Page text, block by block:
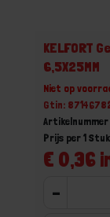
KELFORT
6,5X25MM
Niet op
Gtin:
€ 0,36
Prijs per 1 Stuk
-